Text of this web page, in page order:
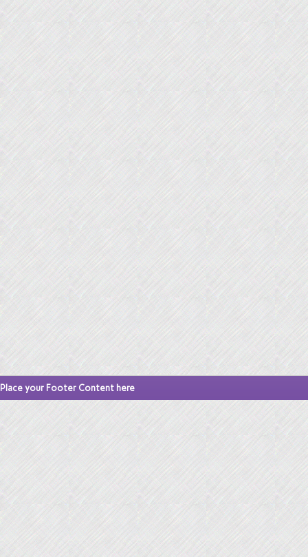
Place your Footer Content here